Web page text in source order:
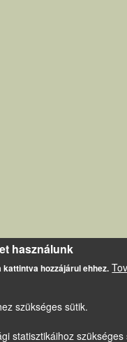
használunk
hozzájárul ehhez.
szükséges sütik.
statisztikáihoz szükséges